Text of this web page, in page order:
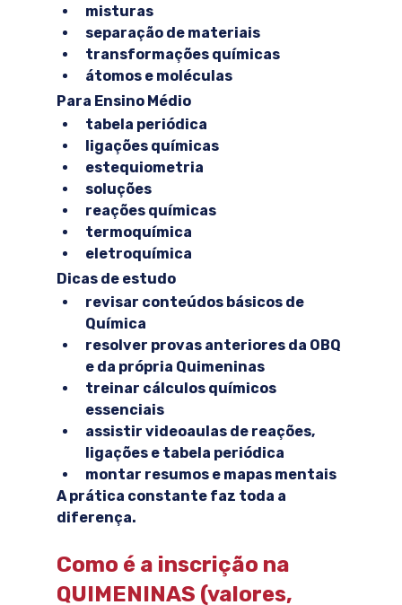
misturas
separação de materiais
transformações químicas
átomos e moléculas
Para Ensino Médio
tabela periódica
ligações químicas
estequiometria
soluções
reações químicas
termoquímica
eletroquímica
Dicas de estudo
revisar conteúdos básicos de
Química
resolver provas anteriores da OBQ
e da própria Quimeninas
treinar cálculos químicos
essenciais
assistir videoaulas de reações,
ligações e tabela periódica
montar resumos e mapas mentais
A prática constante faz toda a
diferença.
Como é a inscrição na
QUIMENINAS (valores,